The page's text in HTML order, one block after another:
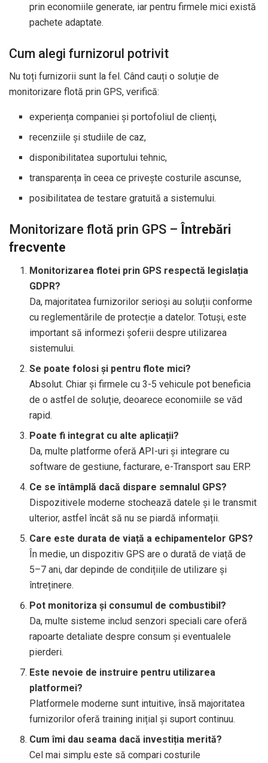
prin economiile generate, iar pentru firmele mici există
pachete adaptate.
Cum alegi furnizorul potrivit
Nu toți furnizorii sunt la fel. Când cauți o soluție de
monitorizare flotă prin GPS, verifică:
experiența companiei și portofoliul de clienți,
recenziile și studiile de caz,
disponibilitatea suportului tehnic,
transparența în ceea ce privește costurile ascunse,
posibilitatea de testare gratuită a sistemului.
Monitorizare flotă prin GPS – Întrebări
frecvente
Monitorizarea flotei prin GPS respectă legislația
GDPR?
Da, majoritatea furnizorilor serioși au soluții conforme
cu reglementările de protecție a datelor. Totuși, este
important să informezi șoferii despre utilizarea
sistemului.
Se poate folosi și pentru flote mici?
Absolut. Chiar și firmele cu 3-5 vehicule pot beneficia
de o astfel de soluție, deoarece economiile se văd
rapid.
Poate fi integrat cu alte aplicații?
Da, multe platforme oferă API-uri și integrare cu
software de gestiune, facturare, e-Transport sau ERP.
Ce se întâmplă dacă dispare semnalul GPS?
Dispozitivele moderne stochează datele și le transmit
ulterior, astfel încât să nu se piardă informații.
Care este durata de viață a echipamentelor GPS?
În medie, un dispozitiv GPS are o durată de viață de
5–7 ani, dar depinde de condițiile de utilizare și
întreținere.
Pot monitoriza și consumul de combustibil?
Da, multe sisteme includ senzori speciali care oferă
rapoarte detaliate despre consum și eventualele
pierderi.
Este nevoie de instruire pentru utilizarea
platformei?
Platformele moderne sunt intuitive, însă majoritatea
furnizorilor oferă training inițial și suport continuu.
Cum îmi dau seama dacă investiția merită?
Cel mai simplu este să compari costurile